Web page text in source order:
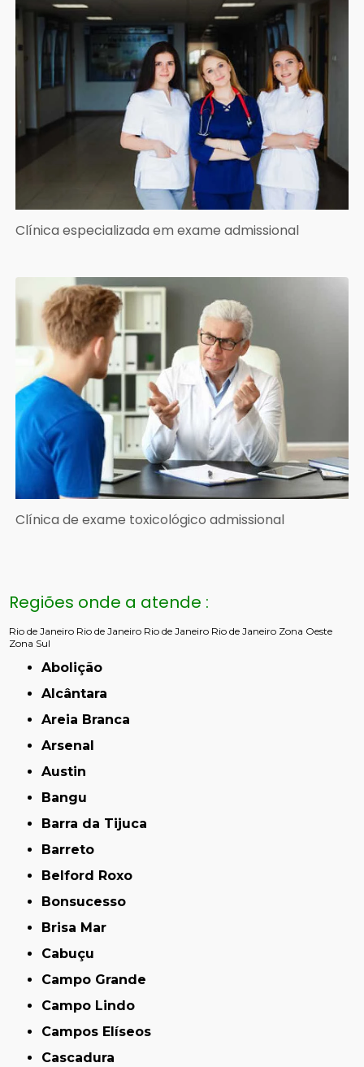
Clínica especializada em exame admissional
Clínica de exame toxicológico admissional
Regiões onde a atende :
Rio de Janeiro Rio de Janeiro Rio de Janeiro Rio de Janeiro Zona Oeste
Zona Sul
Abolição
Alcântara
Areia Branca
Arsenal
Austin
Bangu
Barra da Tijuca
Barreto
Belford Roxo
Bonsucesso
Brisa Mar
Cabuçu
Campo Grande
Campo Lindo
Campos Elíseos
Cascadura